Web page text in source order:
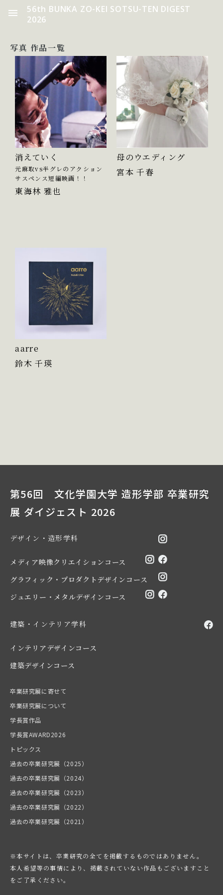
56th BUNKA ZO-KEI SOTSU-TEN DIGEST
2026
写真 作品一覧
消えていく
元麻取vs半グレのアクション
サスペンス短編映画！！
東海林 雅也
母のウエディング
宮本 千春
aarre
鈴木 千瑛
第56回 文化学園大学 造形学部 卒業研究
展 ダイジェスト 2026
デザイン・造形学科
メディア映像クリエイションコース
グラフィック・プロダクトデザインコース
ジュエリー・メタルデザインコース
建築・インテリア学科
インテリアデザインコース
建築デザインコース
卒業研究展に寄せて
卒業研究展について
学長賞作品
学長賞AWARD2026
トピックス
過去の卒業研究展（2025）
過去の卒業研究展（2024）
過去の卒業研究展（2023）
過去の卒業研究展（2022）
過去の卒業研究展（2021）
※本サイトは、卒業研究の全てを掲載するものではありません。
本人希望等の事情により、掲載されていない作品もございますこと
をご了承ください。